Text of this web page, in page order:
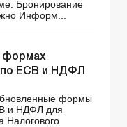
Бронирование
Информ...
формах
ЕСВ и НДФЛ
формы
и НДФЛ для